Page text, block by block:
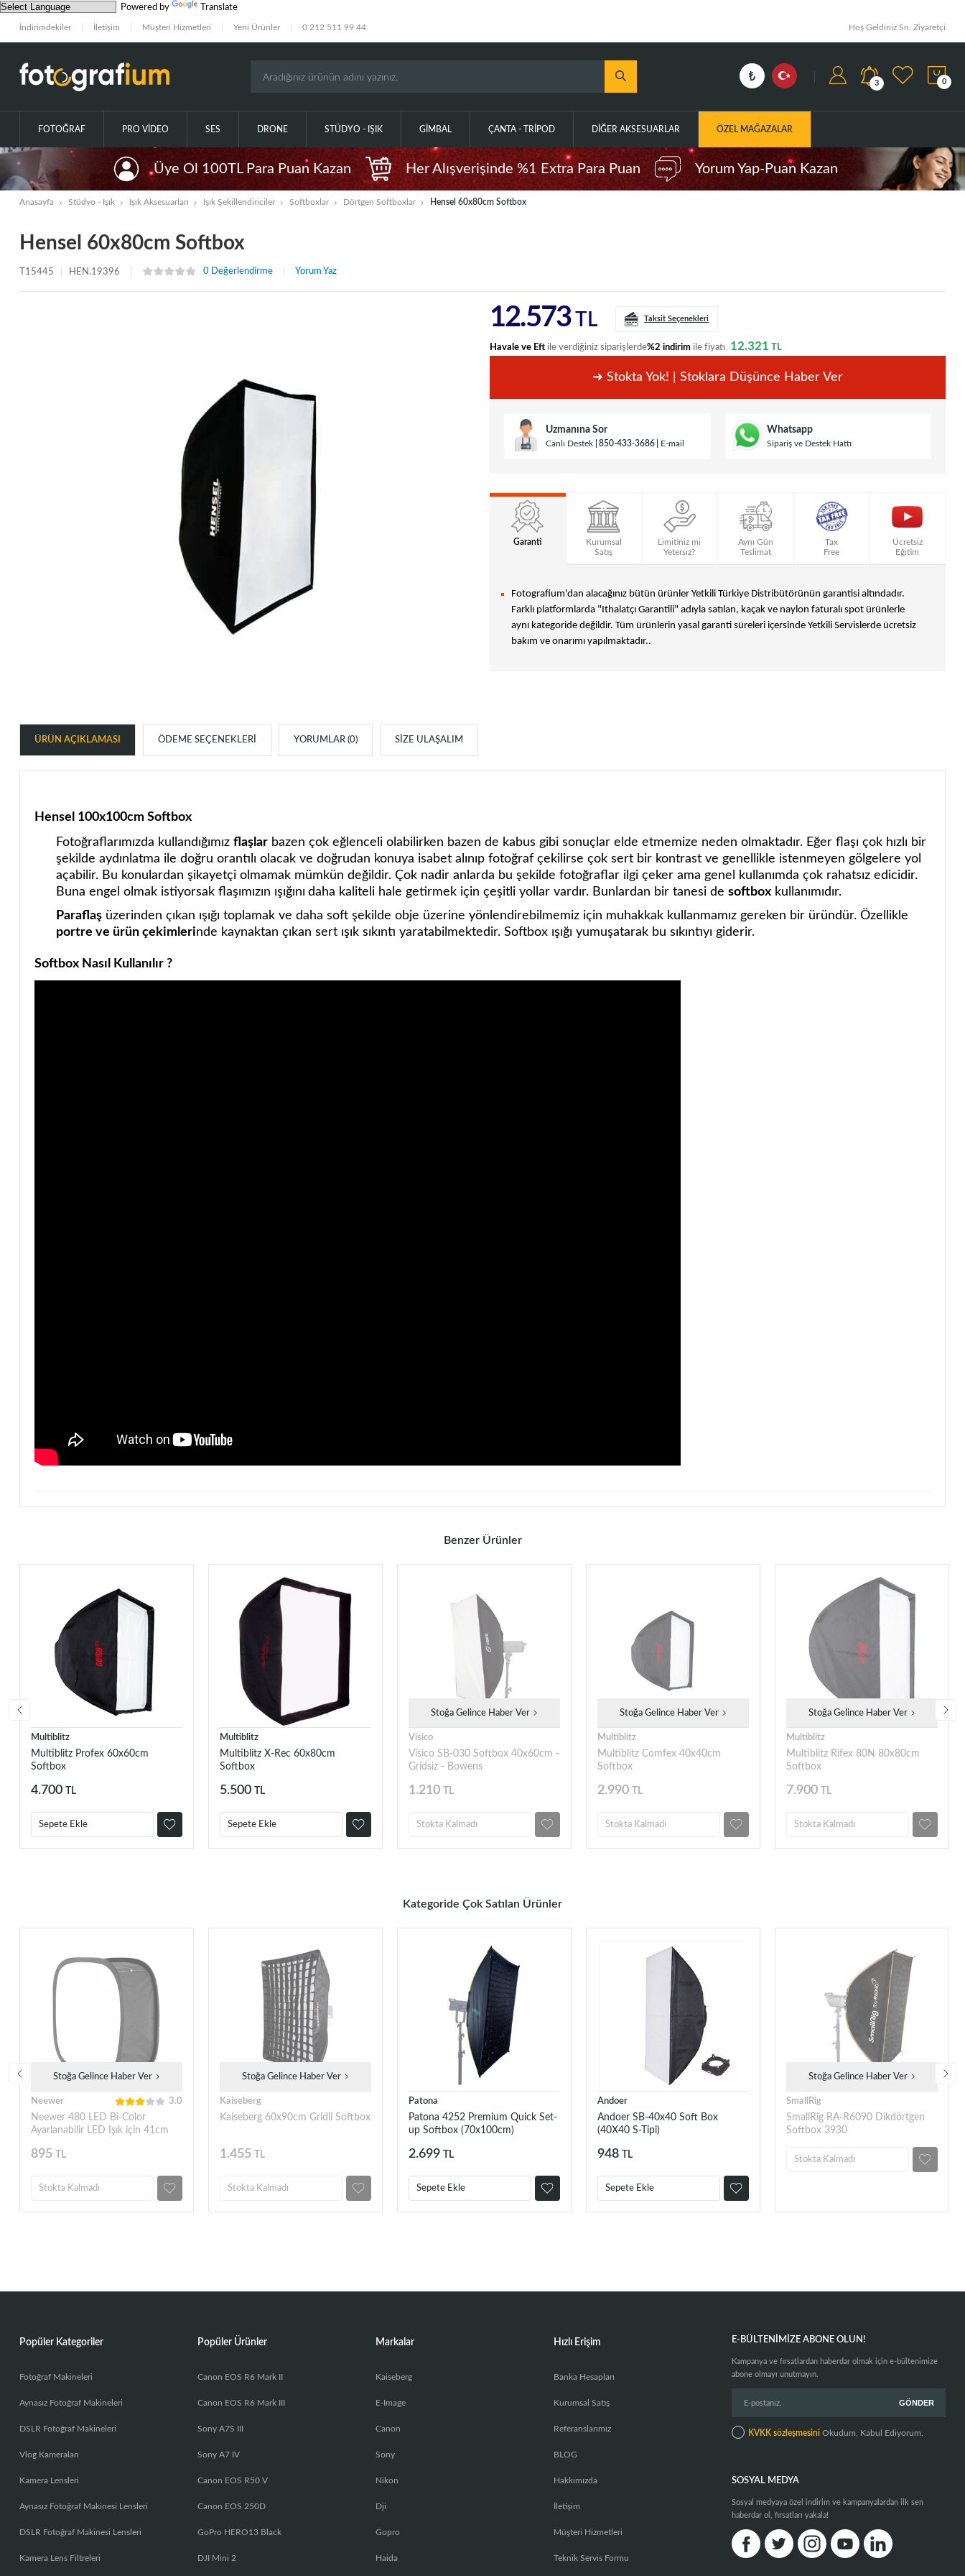
Powered by Translate
İndirimdekiler İletişim Müşteri Hizmetleri Yeni Ürünler 0 212 511 99 44 Hoş Geldiniz Sn. Ziyaretçi
3 0
FOTOĞRAF PRO VIDEO SES DRONE STÜDYO - IŞIK GIMBAL ÇANTA - TRIPOD DIĞER AKSESUARLAR ÖZEL MAĞAZALAR
Üye Ol 100TL Para Puan Kazan Her Alışverişinde %1 Extra Para Puan Yorum Yap-Puan Kazan
Anasayfa Stüdyo - Işık Işık Aksesuarları Işık Şekillendiriciler Softboxlar Dörtgen Softboxlar Hensel 60x80cm Softbox
Hensel 60x80cm Softbox
T15445 HEN.19396 0 Değerlendirme Yorum Yaz
12.573TL Taksit Seçenekleri
Havale ve Eft ile verdiğiniz siparişlerde%2 indirim ile fiyatı 12.321 TL
➜ Stokta Yok! | Stoklara Düşünce Haber Ver
Uzmanına Sor
Canlı Destek 850-433-3686 E-mail
Whatsapp
Sipariş ve Destek Hattı
Garanti
Kurumsal
Satış
Limitiniz mi
Yetersiz?
Aynı Gün
Teslimat
Tax
Free
Ücretsiz
Eğitim
Fotografium'dan alacağınız bütün ürünler Yetkili Türkiye Distribütörünün garantisi altındadır.
Farklı platformlarda "Ithalatçı Garantili" adıyla satılan, kaçak ve naylon faturalı spot ürünlerle
aynı kategoride değildir. Tüm ürünlerin yasal garanti süreleri içersinde Yetkili Servislerde ücretsiz
bakım ve onarımı yapılmaktadır..
ÜRÜN AÇIKLAMASI ÖDEME SEÇENEKLERI YORUMLAR (0) SIZE ULAŞALIM
Hensel 100x100cm Softbox
Fotoğraflarımızda kullandığımız flaşlarbazen çok eğlenceli olabilirken bazen de kabus gibi sonuçlar elde etmemize neden olmaktadır. Eğer flaşı çok hızlı bir
şekilde aydınlatma ile doğru orantılı olacak ve doğrudan konuya isabet alınıp fotoğraf çekilirse çok sert bir kontrast ve genellikle istenmeyen gölgelere yol
açabilir. Bu konulardan şikayetçi olmamak mümkün değildir. Çok nadir anlarda bu şekilde fotoğraflar ilgi çeker ama genel kullanımda çok rahatsız edicidir.
Buna engel olmak istiyorsak flaşımızın ışığını daha kaliteli hale getirmek için çeşitli yollar vardır. Bunlardan bir tanesi de softboxkullanımıdır.
Paraflaşüzerinden çıkan ışığı toplamak ve daha soft şekilde obje üzerine yönlendirebilmemiz için muhakkak kullanmamız gereken bir üründür. Özellikle
portre ve ürün çekimlerinde kaynaktan çıkan sert ışık sıkıntı yaratabilmektedir. Softbox ışığı yumuşatarak bu sıkıntıyı giderir.
Softbox Nasıl Kullanılır ?
Benzer Ürünler
Multiblitz
Multiblitz Profex 60x60cm
Softbox
4.700 TL
Sepete Ekle
Multiblitz
Multiblitz X-Rec 60x80cm
Softbox
5.500 TL
Sepete Ekle
Stoğa Gelince Haber Ver
Visico
Visico SB-030 Softbox 40x60cm -
Gridsiz - Bowens
1.210 TL
Stokta Kalmadı
Stoğa Gelince Haber Ver
Multiblitz
Multiblitz Comfex 40x40cm
Softbox
2.990 TL
Stokta Kalmadı
Stoğa Gelince Haber Ver
Multiblitz
Multiblitz Rifex 80N 80x80cm
Softbox
7.900 TL
Stokta Kalmadı
Kategoride Çok Satılan Ürünler
Stoğa Gelince Haber Ver
Neewer 3.0
Neewer 480 LED Bi-Color
Ayarlanabilir LED Işık için 41cm
(JYLED-500S için)
895 TL
Stokta Kalmadı
Stoğa Gelince Haber Ver
Kaiseberg
Kaiseberg 60x90cm Gridli Softbox
1.455 TL
Stokta Kalmadı
Patona
Patona 4252 Premium Quick Set-
up Softbox (70x100cm)
2.699 TL
Sepete Ekle
Andoer
Andoer SB-40x40 Soft Box
(40X40 S-Tipi)
948 TL
Sepete Ekle
Stoğa Gelince Haber Ver
SmallRig
SmallRig RA-R6090 Dikdörtgen
Softbox 3930
Stokta Kalmadı
Popüler Kategoriler
Fotoğraf Makineleri
Aynasız Fotoğraf Makineleri
DSLR Fotoğraf Makineleri
Vlog Kameraları
Kamera Lensleri
Aynasız Fotoğraf Makinesi Lensleri
DSLR Fotoğraf Makinesi Lensleri
Kamera Lens Filtreleri
Popüler Ürünler
Canon EOS R6 Mark II
Canon EOS R6 Mark III
Sony A7S III
Sony A7 IV
Canon EOS R50 V
Canon EOS 250D
GoPro HERO13 Black
DJI Mini 2
Markalar
Kaiseberg
E-Image
Canon
Sony
Nikon
Dji
Gopro
Haida
Hızlı Erişim
Banka Hesapları
Kurumsal Satış
Referanslarımız
BLOG
Hakkımızda
İletişim
Müşteri Hizmetleri
Teknik Servis Formu
E-BÜLTENIMIZE ABONE OLUN!
Kampanya ve fırsatlardan haberdar olmak için e-bültenimize
abone olmayı unutmayın.
KVKK sözleşmesini Okudum, Kabul Ediyorum.
SOSYAL MEDYA
Sosyal medyaya özel indirim ve kampanyalardan ilk sen
haberdar ol, fırsatları yakala!